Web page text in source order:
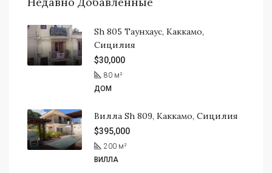
Sh 805 Таунхаус, Каккамо,
Сицилия
$30,000
80 м²
ДОМ
Вилла Sh 809, Каккамо, Сицилия
$395,000
200 м²
ВИЛЛА